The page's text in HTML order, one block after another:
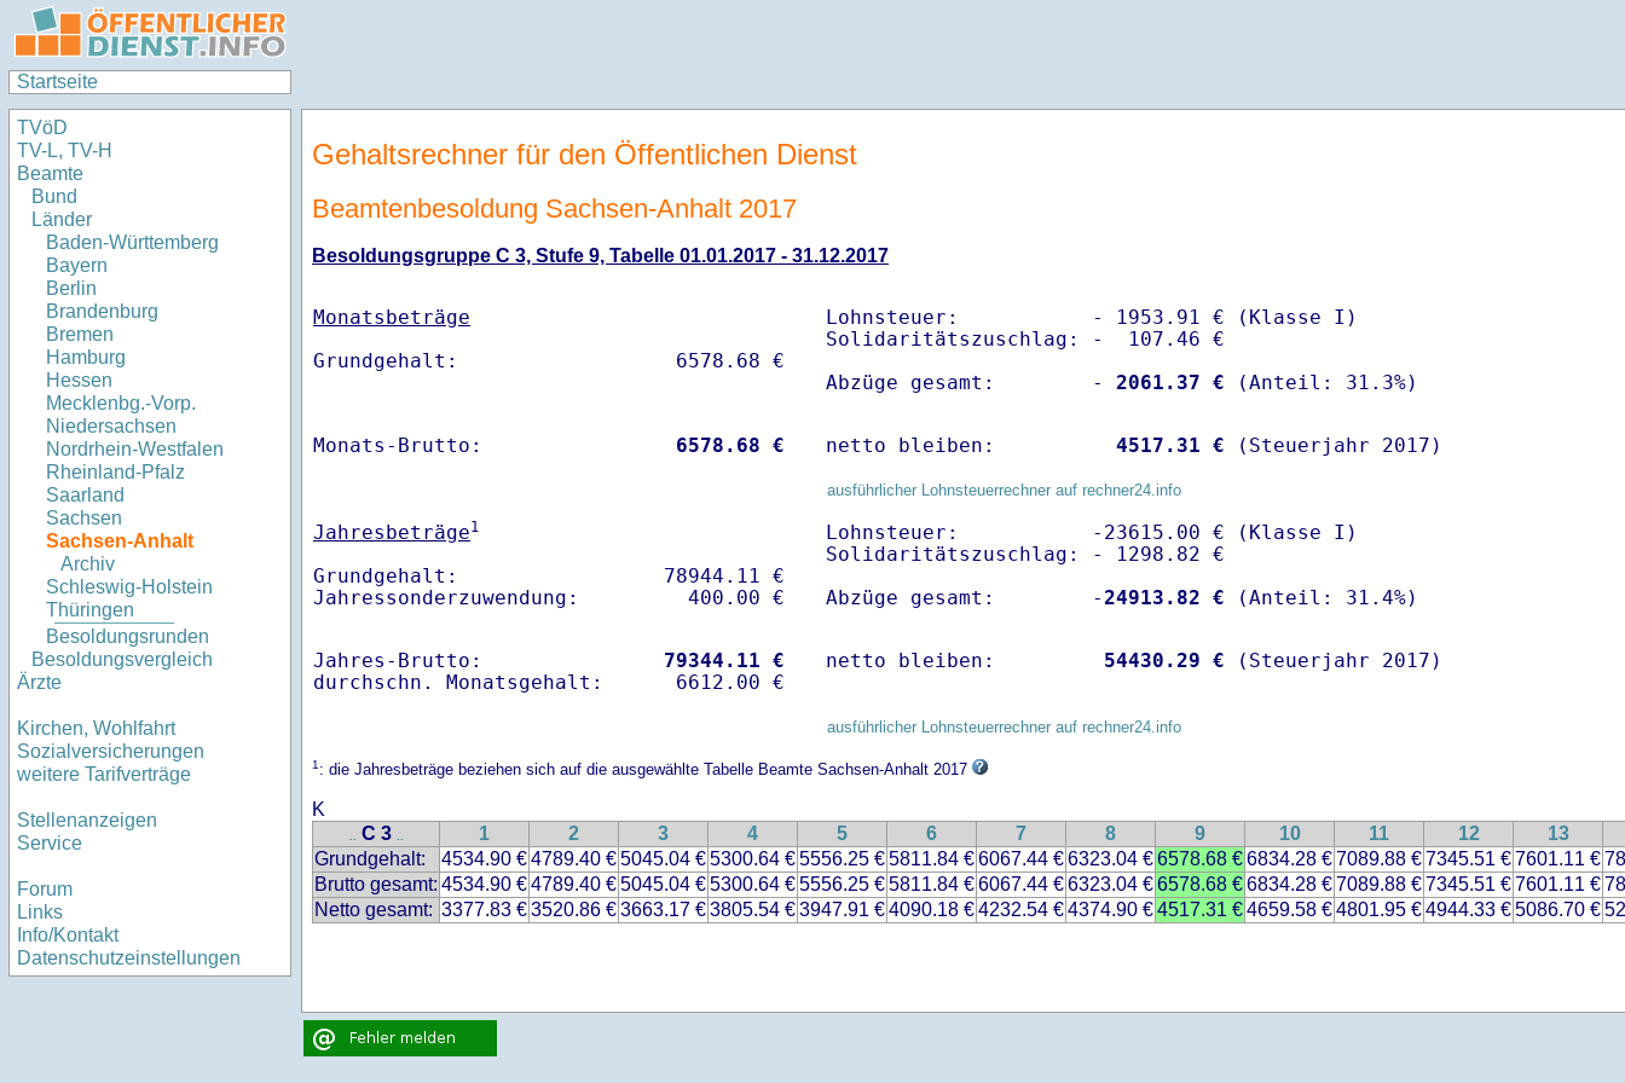
Startseite
TVöD
TV-L, TV-H
Beamte
Bund
Länder
Baden-Württemberg
Bayern
Berlin
Brandenburg
Bremen
Hamburg
Hessen
Mecklenbg.-Vorp.
Niedersachsen
Nordrhein-Westfalen
Rheinland-Pfalz
Saarland
Sachsen
Sachsen-Anhalt
Archiv
Schleswig-Holstein
Thüringen
Besoldungsrunden
Besoldungsvergleich
Ärzte
Kirchen, Wohlfahrt
Sozialversicherungen
weitere Tarifverträge
Stellenanzeigen
Service
Forum
Links
Info/Kontakt
Datenschutzeinstellungen
Gehaltsrechner für den Öffentlichen Dienst
Beamtenbesoldung Sachsen-Anhalt 2017
Besoldungsgruppe C 3, Stufe 9, Tabelle 01.01.2017 - 31.12.2017
Monatsbeträge
Lohnsteuer:           - 1953.91 € (Klasse I)
Solidaritätszuschlag: -  107.46 €
Abzüge gesamt:        -
2061.37 €
Monats-Brutto: 6578.68 € netto bleiben: 4517.31 € (Steuerjahr 2017)
ausführlicher Lohnsteuerrechner auf rechner24.info
Jahresbeträge1
Grundgehalt:                 78944.11 €
Lohnsteuer:           -23615.00 € (Klasse I)
Solidaritätszuschlag: - 1298.82 €
Abzüge gesamt:        -24913.82 €
Jahres-Brutto: 79344.11 €
netto bleiben: 54430.29 € (Steuerjahr 2017)
ausführlicher Lohnsteuerrechner auf rechner24.info
1: die Jahresbeträge beziehen sich auf die ausgewählte Tabelle Beamte Sachsen-Anhalt 2017
K
.. C 3 .. 1 2 3 4 5 6 7 8 9 10 11 12
13
Grundgehalt:
4534.90 €4789.40 €5045.04 €5300.64 €5556.25 €5811.84 €6067.44 €6323.04 €6578.68 €6834.28 €7089.88 €7345.51 €7601.11 €
Brutto gesamt: 4534.90 €4789.40 €5045.04 €5300.64 €5556.25 €5811.84 €6067.44 €6323.04 €6578.68 €6834.28 €7089.88 €7345.51 €7601.11 €
Netto gesamt: 3377.83 €3520.86 €3663.17 €3805.54 €3947.91 €4090.18 €4232.54 €4374.90 €4517.31 €4659.58 €4801.95 €4944.33 €5086.70 €